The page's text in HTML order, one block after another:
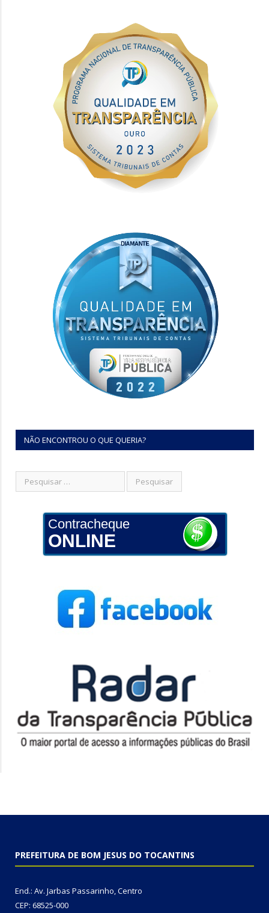
NÃO ENCONTROU O QUE QUERIA?
Contracheque
ONLINE
PREFEITURA DE BOM JESUS DO TOCANTINS
End.: Av. Jarbas Passarinho, Centro
CEP: 68525-000